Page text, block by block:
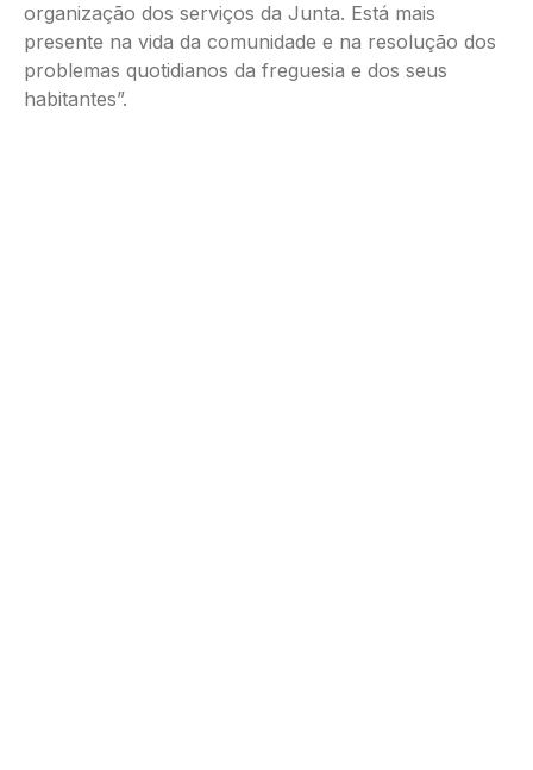
organização dos serviços da Junta. Está mais
presente na vida da comunidade e na resolução dos
problemas quotidianos da freguesia e dos seus
habitantes”.